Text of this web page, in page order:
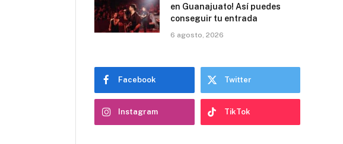
en Guanajuato! Así puedes
conseguir tu entrada
6 agosto, 2026
Facebook Twitter
Instagram TikTok